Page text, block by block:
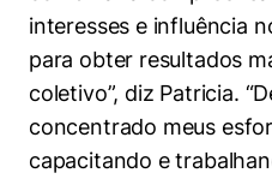
interesses e influência
para obter resultados
coletivo”, diz Patricia.
concentrado meus
capacitando e